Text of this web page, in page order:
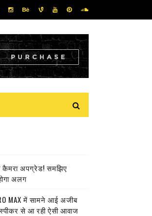
कैमरा अपग्रेड! समझिए
अलग
MAX में सामने आई अजीब
स्पीकर से आ रही ऐसी आवाज